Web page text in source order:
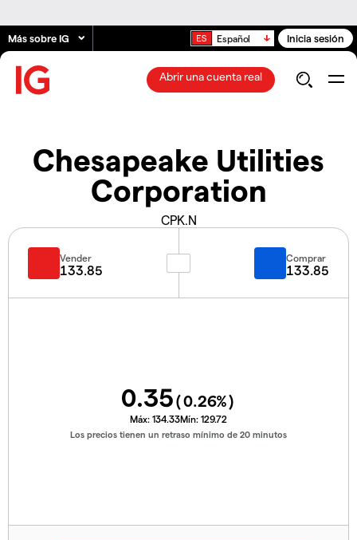
Más sobre IG Español Inicia sesión
Abrir una cuenta real
Chesapeake Utilities
Corporation
CPK.N
Vender
133.85
Comprar
133.85
0.35(0.26%)
Máx: 134.33Mín: 129.72
Los precios tienen un retraso mínimo de 20 minutos